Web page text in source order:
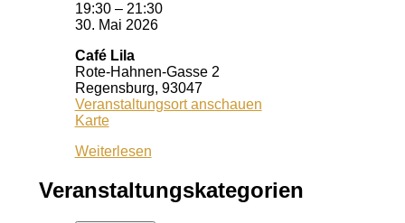
19:30 – 21:30
30. Mai 2026
Café Lila
Rote-Hahnen-Gasse 2
Regensburg, 93047
Veranstaltungsort anschauen
KarteCafé
Weiterlesen
Veranstaltungskategorien